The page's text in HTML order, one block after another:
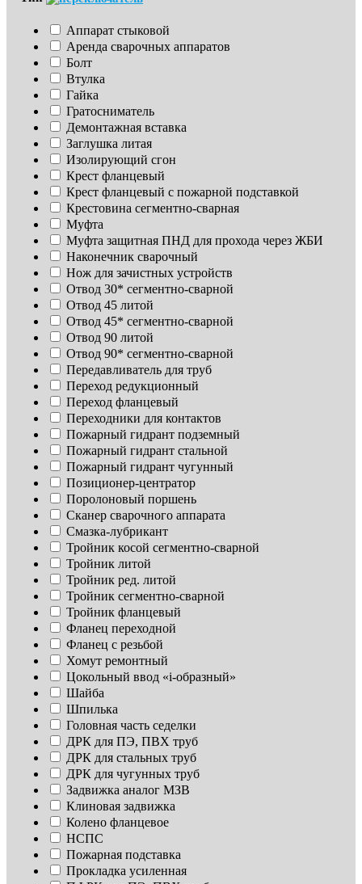
Аппарат стыковой
Аренда сварочных аппаратов
Болт
Втулка
Гайка
Гратосниматель
Демонтажная вставка
Заглушка литая
Изoлирующий сгон
Крест фланцевый
Крест фланцевый с пожарной подставкой
Крестовина сегментно-сварная
Муфта
Муфта защитная ПНД для прохода через ЖБИ
Наконечник сварочный
Нож для зачистных устройств
Отвод 30* сегментно-сварной
Отвод 45 литой
Отвод 45* сегментно-сварной
Отвод 90 литой
Отвод 90* сегментно-сварной
Передавливатель для труб
Переход редукционный
Переход фланцевый
Переходники для контактов
Пожарный гидрант подземный
Пожарный гидрант стальной
Пожарный гидрант чугунный
Позиционер-центратор
Поролоновый поршень
Сканер сварочного аппарата
Смазка-лубрикант
Тройник косой сегментно-сварной
Тройник литой
Тройник ред. литой
Тройник сегментно-сварной
Тройник фланцевый
Фланец переходной
Фланец с резьбой
Хомут ремонтный
Цокольный ввод «i-образный»
Шайба
Шпилька
Головная часть седелки
ДРК для ПЭ, ПВХ труб
ДРК для стальных труб
ДРК для чугунных труб
Задвижка аналог МЗВ
Клиновая задвижка
Колено фланцевое
НСПС
Пожарная подставка
Прокладка усиленная